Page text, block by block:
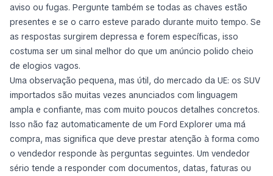
aviso ou fugas. Pergunte também se todas as chaves estão
presentes e se o carro esteve parado durante muito tempo. Se
as respostas surgirem depressa e forem específicas, isso
costuma ser um sinal melhor do que um anúncio polido cheio
de elogios vagos.
Uma observação pequena, mas útil, do mercado da UE: os SUV
importados são muitas vezes anunciados com linguagem
ampla e confiante, mas com muito poucos detalhes concretos.
Isso não faz automaticamente de um Ford Explorer uma má
compra, mas significa que deve prestar atenção à forma como
o vendedor responde às perguntas seguintes. Um vendedor
sério tende a responder com documentos, datas, faturas ou